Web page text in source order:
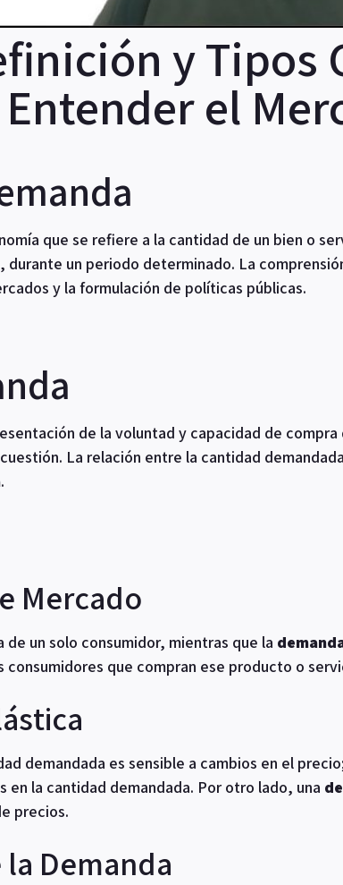
y Tipos
el
que se refiere a la cantidad de un bien o
un periodo determinado. La
y la formulación de políticas públicas.
de la voluntad y capacidad de compra
La relación entre la cantidad
.
Mercado
un solo consumidor, mientras que la
que compran ese producto o
demandada es sensible a cambios en el
en la cantidad demandada. Por otro lado, una
precios.
Demanda